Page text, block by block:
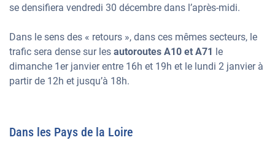
se densifiera vendredi 30 décembre dans l’après-midi.
Dans le sens des « retours », dans ces mêmes secteurs, le
trafic sera dense sur les autoroutes A10 et A71 le
dimanche 1er janvier entre 16h et 19h et le lundi 2 janvier à
partir de 12h et jusqu’à 18h.
Dans les Pays de la Loire